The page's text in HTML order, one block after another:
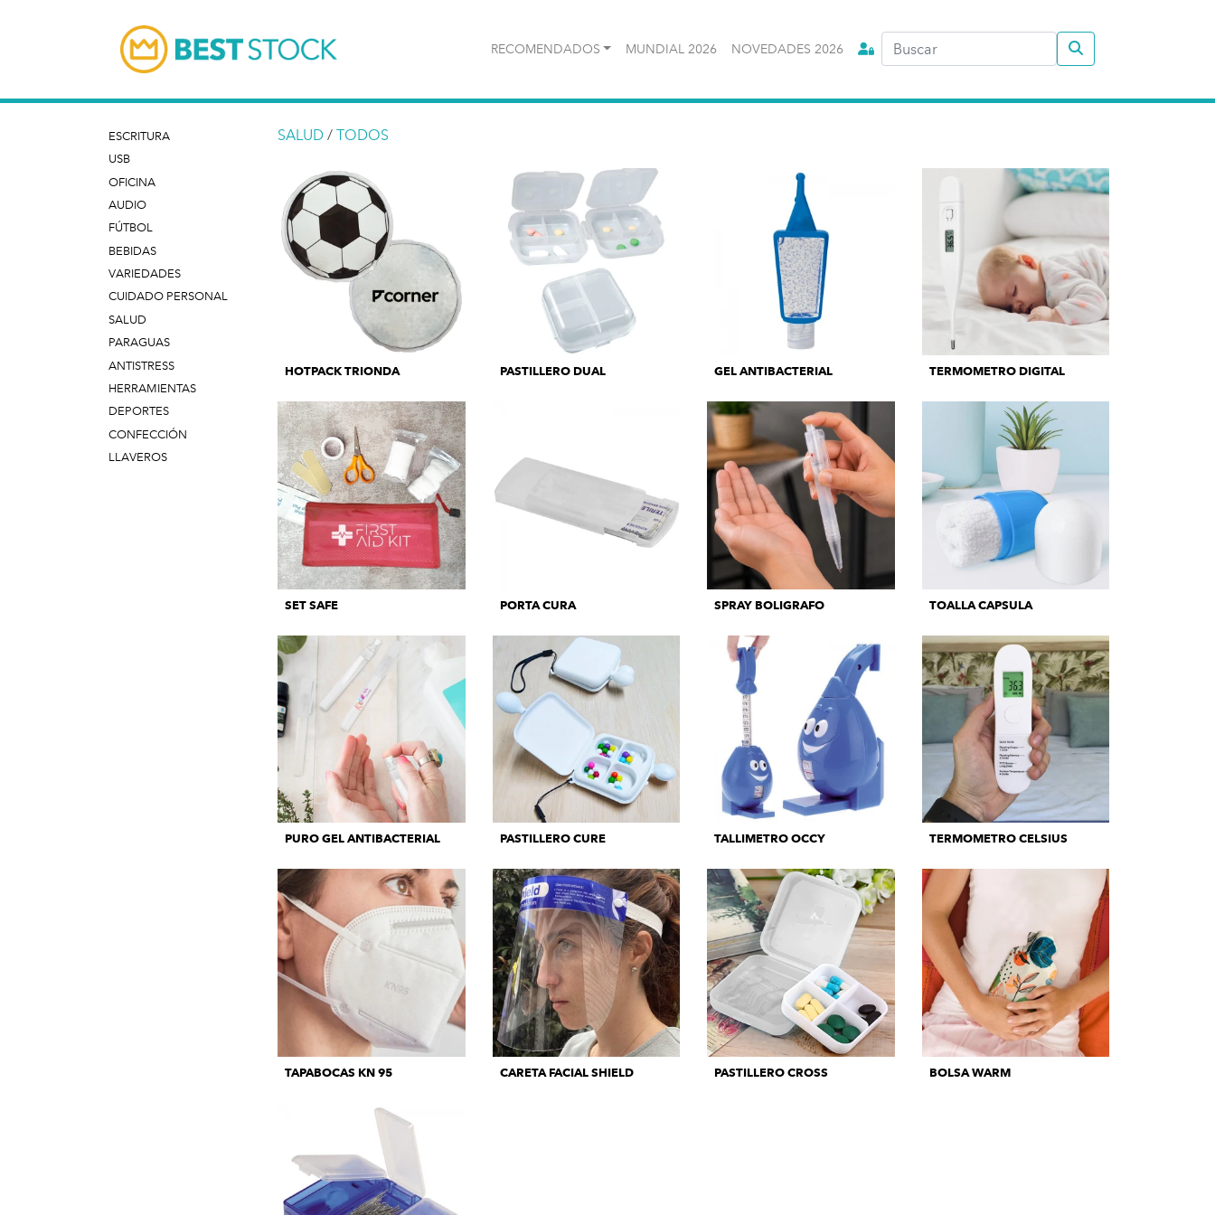
RECOMENDADOS MUNDIAL 2026 NOVEDADES 2026
ESCRITURA
USB
OFICINA
AUDIO
FÚTBOL
BEBIDAS
VARIEDADES
CUIDADO PERSONAL
SALUD
PARAGUAS
ANTISTRESS
HERRAMIENTAS
DEPORTES
CONFECCIÓN
LLAVEROS
SALUD / TODOS
HOTPACK TRIONDA PASTILLERO DUAL GEL ANTIBACTERIAL TERMOMETRO DIGITAL
SET SAFE PORTA CURA SPRAY BOLIGRAFO TOALLA CAPSULA
PURO GEL ANTIBACTERIAL PASTILLERO CURE TALLIMETRO OCCY TERMOMETRO CELSIUS
TAPABOCAS KN 95 CARETA FACIAL SHIELD PASTILLERO CROSS BOLSA WARM